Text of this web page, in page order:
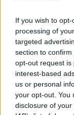
If you wish to
processing of
targeted
section to
opt-out request is
interest-based
us or personal
your opt-out. You
disclosure of